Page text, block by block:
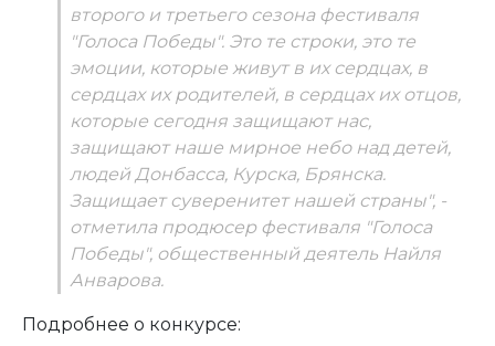
второго и третьего сезона фестиваля
"Голоса Победы". Это те строки, это те
эмоции, которые живут в их сердцах, в
сердцах их родителей, в сердцах их отцов,
которые сегодня защищают нас,
защищают наше мирное небо над детей,
людей Донбасса, Курска, Брянска.
Защищает суверенитет нашей страны", -
отметила продюсер фестиваля "Голоса
Победы", общественный деятель Найля
Анварова.
Подробнее о конкурсе: